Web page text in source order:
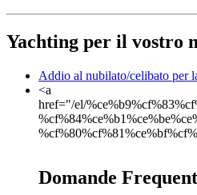
Yachting per il vostro
Addio al nubilato/celibato per
<a
href="/el/
Domande